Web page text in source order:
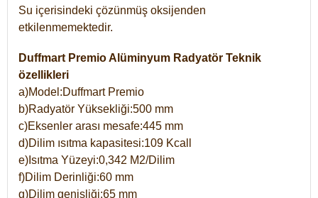
Su içerisindeki çözünmüş oksijenden
etkilenmemektedir.
Duffmart Premio Alüminyum Radyatör Teknik
özellikleri
a)Model:Duffmart Premio
b)Radyatör Yüksekliği:500 mm
c)Eksenler arası mesafe:445 mm
d)Dilim ısıtma kapasitesi:109 Kcall
e)Isıtma Yüzeyi:0,342 M2/Dilim
f)Dilim Derinliği:60 mm
g)Dilim genişliği:65 mm